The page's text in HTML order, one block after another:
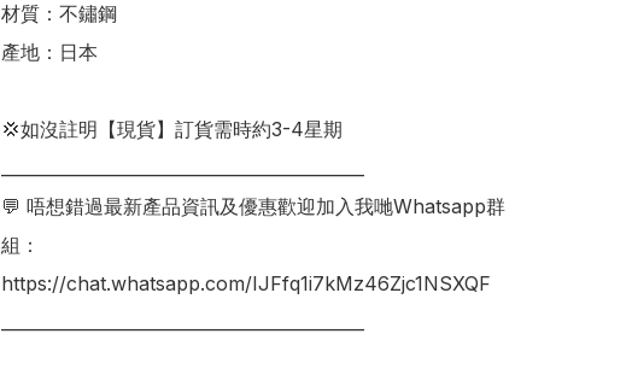
材質：不鏽鋼
產地：日本
💢如沒註明【現貨】訂貨需時約3-4星期
💬 唔想錯過最新產品資訊及優惠歡迎加入我哋Whatsapp群
組：
https://chat.whatsapp.com/IJFfq1i7kMz46Zjc1NSXQF